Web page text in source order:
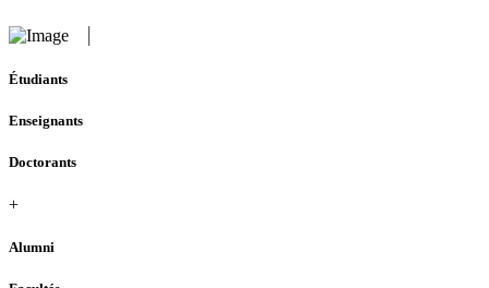
Étudiants
Enseignants
Doctorants
+
Alumni